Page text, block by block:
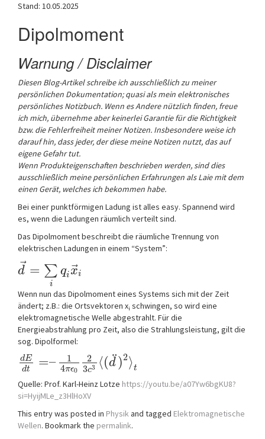
Stand: 10.05.2025
Dipolmoment
Warnung / Disclaimer
Diesen Blog-Artikel schreibe ich ausschließlich zu meiner
persönlichen Dokumentation; quasi als mein elektronisches
persönliches Notizbuch. Wenn es Andere nützlich finden, freue
ich mich, übernehme aber keinerlei Garantie für die Richtigkeit
bzw. die Fehlerfreiheit meiner Notizen. Insbesondere weise ich
darauf hin, dass jeder, der diese meine Notizen nutzt, das auf
eigene Gefahr tut.
Wenn Produkteigenschaften beschrieben werden, sind dies
ausschließlich meine persönlichen Erfahrungen als Laie mit dem
einen Gerät, welches ich bekommen habe.
Bei einer punktförmigen Ladung ist alles easy. Spannend wird
es, wenn die Ladungen räumlich verteilt sind.
Das Dipolmoment beschreibt die räumliche Trennung von
elektrischen Ladungen in einem “System”:
d⃗ = ∑
i
qix⃗
i
Wenn nun das Dipolmoment eines Systems sich mit der Zeit
ändert; z.B.: die Ortsvektoren xi schwingen, so wird eine
elektromagnetische Welle abgestrahlt. Für die
Energieabstrahlung pro Zeit, also die Strahlungsleistung, gilt die
sog. Dipolformel:
dE
dt =–
1
4πϵ0
2
3c3 ⟨(d
¨)2⟩t
Quelle: Prof. Karl-Heinz Lotze https://youtu.be/a07Yw6bgKU8?
si=HyijMLe_z3HlHoXV
This entry was posted in Physikand tagged Elektromagnetische
Wellen. Bookmark the permalink.